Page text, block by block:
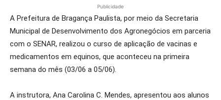
Publicidade
A Prefeitura de Bragança Paulista, por meio da Secretaria
Municipal de Desenvolvimento dos Agronegócios em parceria
com o SENAR, realizou o curso de aplicação de vacinas e
medicamentos em equinos, que aconteceu na primeira
semana do mês (03/06 a 05/06).
A instrutora, Ana Carolina C. Mendes, apresentou aos alunos